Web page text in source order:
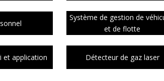
Système de gestion de
et de flotte
et application Détecteur de gaz laser